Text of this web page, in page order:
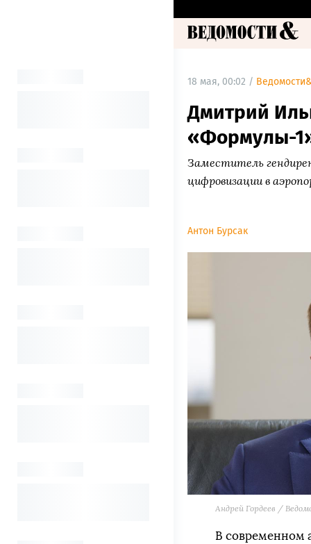
18 мая, 00:02 /
Дмитрий
«Формулы-
Заместитель
цифровизации в
Антон Бурсак
Андрей Гордеев /
В современном